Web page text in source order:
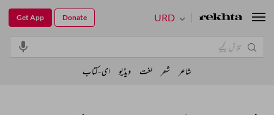
URD
Get App Donate
شاعر شعر لغت ویڈیو ای-کتاب